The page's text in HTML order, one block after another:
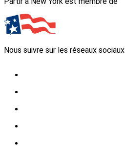
Nous suivre sur les réseaux sociaux